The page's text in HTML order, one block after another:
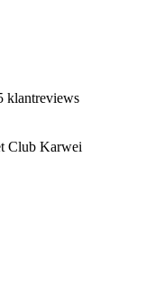
klantreviews
Club Karwei